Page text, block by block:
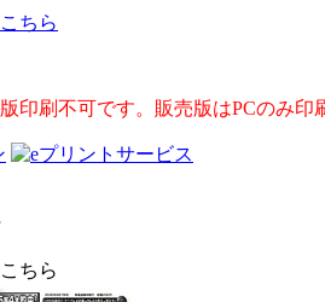
ちら
印刷不可です。販売版はPCのみ印
ちら